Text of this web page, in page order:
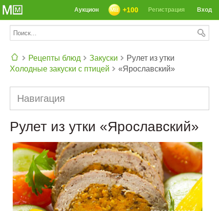
Вход
Регистрация
+100
Аукцион
Рецепты блюд
Закуски
Холодные закуски с птицей
Рулет из утки
«Ярославский»
Навигация
Рулет из утки «Ярославский»